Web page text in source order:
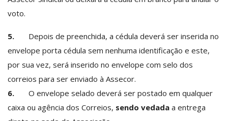
voto.
5. Depois de preenchida, a cédula deverá ser inserida no
envelope porta cédula sem nenhuma identificação e este,
por sua vez, será inserido no envelope com selo dos
correios para ser enviado à Assecor.
6. O envelope selado deverá ser postado em qualquer
caixa ou agência dos Correios, sendo vedada a entrega